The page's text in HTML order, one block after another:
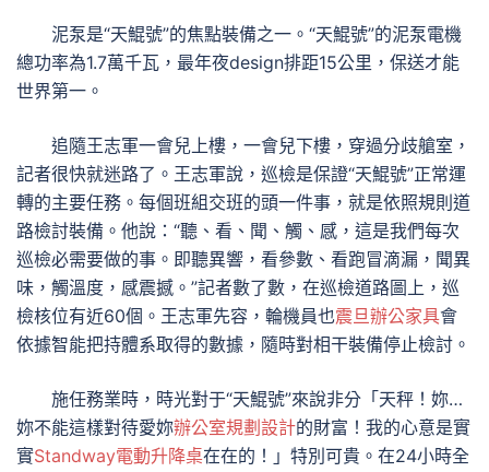
泥泵是“天鯤號”的焦點裝備之一。“天鯤號”的泥泵電機
總功率為1.7萬千瓦，最年夜design排距15公里，保送才能
世界第一。
追隨王志軍一會兒上樓，一會兒下樓，穿過分歧艙室，
記者很快就迷路了。王志軍說，巡檢是保證“天鯤號”正常運
轉的主要任務。每個班組交班的頭一件事，就是依照規則道
路檢討裝備。他說：“聽、看、聞、觸、感，這是我們每次
巡檢必需要做的事。即聽異響，看參數、看跑冒滴漏，聞異
味，觸溫度，感震撼。”記者數了數，在巡檢道路圖上，巡
檢核位有近60個。王志軍先容，輪機員也震旦辦公家具會
依據智能把持體系取得的數據，隨時對相干裝備停止檢討。
施任務業時，時光對于“天鯤號”來說非分「天秤！妳…
妳不能這樣對待愛妳辦公室規劃設計的財富！我的心意是實
實Standway電動升降桌在在的！」特別可貴。在24小時全